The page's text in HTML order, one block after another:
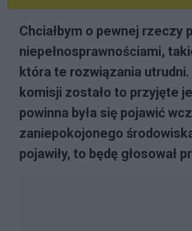
Chciałbym o pewnej
niepełnosprawnościami,
która te rozwiązania
komisji zostało to przyjęte
powinna była się pojawić
zaniepokojonego
pojawiły, to będę głosował